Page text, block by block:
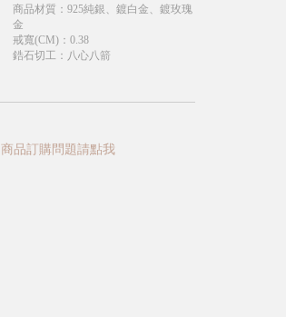
商品材質 ： 925純銀、鍍白金、鍍玫瑰
金
戒寬(CM)： 0.38
鋯石切工 ： 八心八箭
商品訂購問題請點我